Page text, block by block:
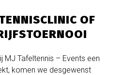
OF
MJ Tafeltennis – Events een
komen we desgewenst